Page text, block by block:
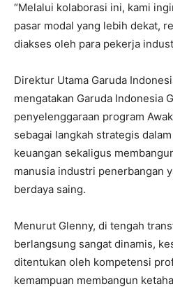
“Melalui kolaborasi ini, kami
pasar modal yang lebih dekat,
diakses oleh para pekerja
Direktur Utama Garuda
mengatakan Garuda Indonesia
penyelenggaraan program
sebagai langkah strategis
keuangan sekaligus
manusia industri penerbangan
berdaya saing.
Menurut Glenny, di tengah
berlangsung sangat dinamis,
ditentukan oleh kompetensi
kemampuan membangun